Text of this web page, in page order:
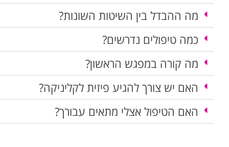
מה ההבדל בין השיטות השונות?
כמה טיפולים נדרשים?
מה קורה במפגש הראשון?
האם יש צורך להגיע פיזית לקליניקה?
האם הטיפול אצלי מתאים עבורך?